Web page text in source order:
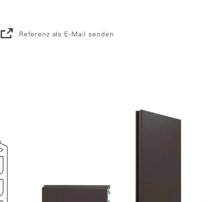
Referenz als E-Mail senden